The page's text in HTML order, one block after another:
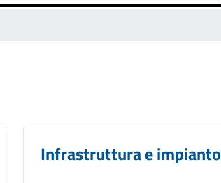
Infrastruttura e impianto